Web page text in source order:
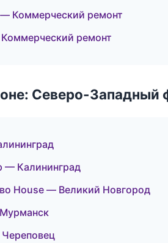
Коммерческий ремонт
ремонт
Северо-Западный
— Калининград
House — Великий Новгород